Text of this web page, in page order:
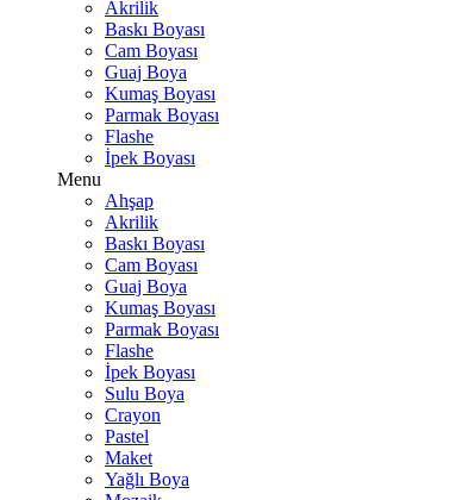
Akrilik
Baskı Boyası
Cam Boyası
Guaj Boya
Kumaş Boyası
Parmak Boyası
Flashe
İpek Boyası
Menu
Ahşap
Akrilik
Baskı Boyası
Cam Boyası
Guaj Boya
Kumaş Boyası
Parmak Boyası
Flashe
İpek Boyası
Sulu Boya
Crayon
Pastel
Maket
Yağlı Boya